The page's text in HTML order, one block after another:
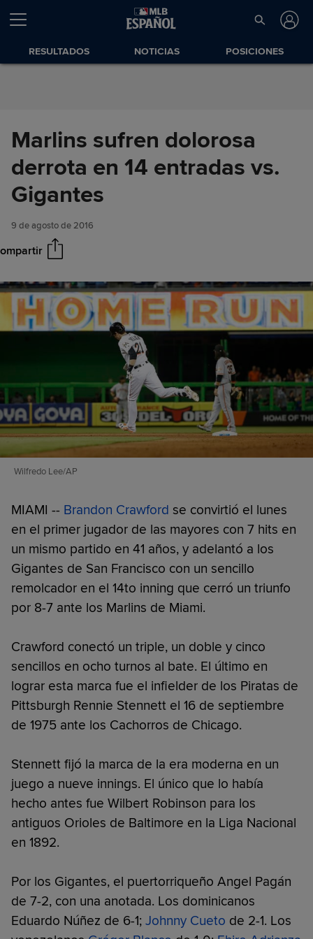
Saltar al Contenido
RESULTADOS NOTICIAS POSICIONES
Marlins sufren dolorosa
derrota en 14 entradas vs.
Gigantes
9 de agosto de 2016
Marlins sufren dolorosa
derrota en 14 entradas vs.
Gigantes
Compartir
Wilfredo Lee/AP
MIAMI -- Brandon Crawford se convirtió el lunes
en el primer jugador de las mayores con 7 hits en
un mismo partido en 41 años, y adelantó a los
Gigantes de San Francisco con un sencillo
remolcador en el 14to inning que cerró un triunfo
por 8-7 ante los Marlins de Miami.
Crawford conectó un triple, un doble y cinco
sencillos en ocho turnos al bate. El último en
lograr esta marca fue el infielder de los Piratas de
Pittsburgh Rennie Stennett el 16 de septiembre
de 1975 ante los Cachorros de Chicago.
Stennett fijó la marca de la era moderna en un
juego a nueve innings. El único que lo había
hecho antes fue Wilbert Robinson para los
antiguos Orioles de Baltimore en la Liga Nacional
en 1892.
Por los Gigantes, el puertorriqueño Angel Pagán
de 7-2, con una anotada. Los dominicanos
Eduardo Núñez de 6-1; Johnny Cueto de 2-1. Los